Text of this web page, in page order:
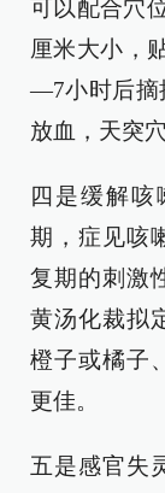
可以配合穴
厘米大小，
—7小时后摘
放血，天突
四是缓解
期，症见咳
复期的刺激
黄汤化裁拟
橙子或橘子
更佳。
五是感官失